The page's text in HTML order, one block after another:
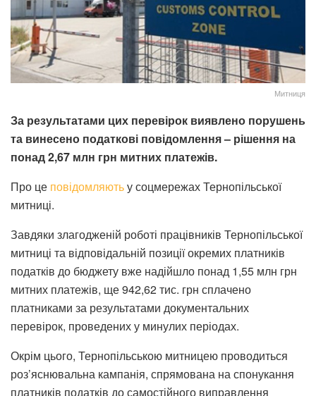
Митниця
За результатами цих перевірок виявлено порушень
та винесено податкові повідомлення – рішення на
понад 2,67 млн грн митних платежів.
Про це повідомляютьу соцмережах Тернопільської
митниці.
Завдяки злагодженій роботі працівників Тернопільської
митниці та відповідальній позиції окремих платників
податків до бюджету вже надійшло понад 1,55 млн грн
митних платежів, ще 942,62 тис. грн сплачено
платниками за результатами документальних
перевірок, проведених у минулих періодах.
Окрім цього, Тернопільською митницею проводиться
роз’яснювальна кампанія, спрямована на спонукання
платників податків до самостійного виправлення